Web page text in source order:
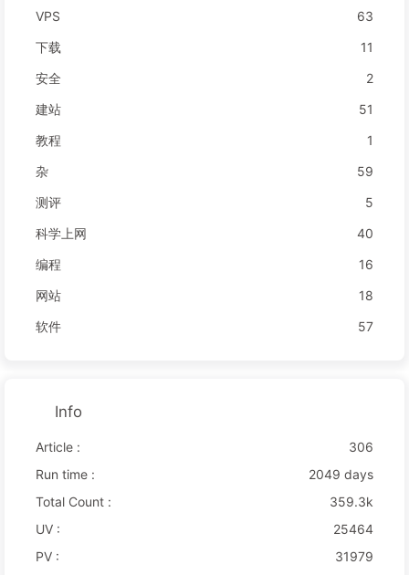
VPS
63
下载
11
安全
2
建站
51
教程
1
杂
59
测评
5
科学上网
40
编程
16
网站
18
软件
57
Info
Article :
306
Run time :
2049 days
Total Count :
359.3k
UV :
25464
PV :
31979